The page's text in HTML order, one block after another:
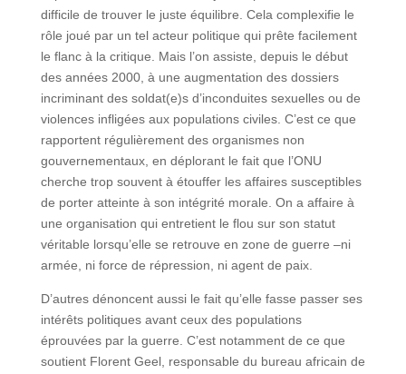
difficile de trouver le juste équilibre. Cela complexifie le
rôle joué par un tel acteur politique qui prête facilement
le flanc à la critique. Mais l’on assiste, depuis le début
des années 2000, à une augmentation des dossiers
incriminant des soldat(e)s d’inconduites sexuelles ou de
violences infligées aux populations civiles. C’est ce que
rapportent régulièrement des organismes non
gouvernementaux, en déplorant le fait que l’ONU
cherche trop souvent à étouffer les affaires susceptibles
de porter atteinte à son intégrité morale. On a affaire à
une organisation qui entretient le flou sur son statut
véritable lorsqu’elle se retrouve en zone de guerre –ni
armée, ni force de répression, ni agent de paix.
D’autres dénoncent aussi le fait qu’elle fasse passer ses
intérêts politiques avant ceux des populations
éprouvées par la guerre. C’est notamment de ce que
soutient Florent Geel, responsable du bureau africain de